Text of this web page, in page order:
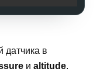
датчика в
и altitude.